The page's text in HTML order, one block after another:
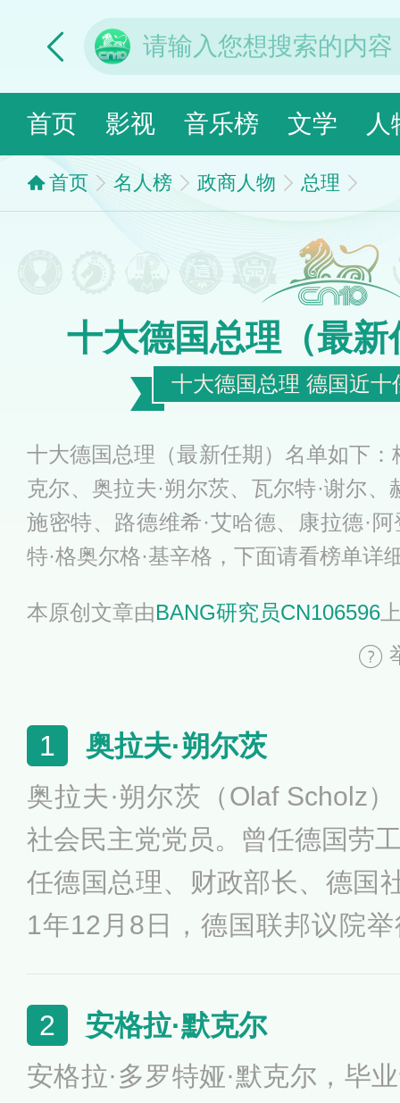
首页 影视 音乐榜 文学 人
首页 名人榜 政商人物 总理
十大德国总理（最
十大德国总理 德国近十
十大德国总理（最新任期）名单如下：
克尔、奥拉夫·朔尔茨、瓦尔特·谢尔、
施密特、路德维希·艾哈德、康拉德·
特·格奥尔格·基辛格，下面请看榜单详
本原创文章由BANG研究员CN106596
1 奥拉夫·朔尔茨
奥拉夫·朔尔茨（Olaf Scholz
社会民主党党员。曾任德国劳
任德国总理、财政部长、德国
1年12月8日，德国联邦议院
数，正式当选德国联邦政府总
2 安格拉·默克尔
安格拉·多罗特娅·默克尔，毕